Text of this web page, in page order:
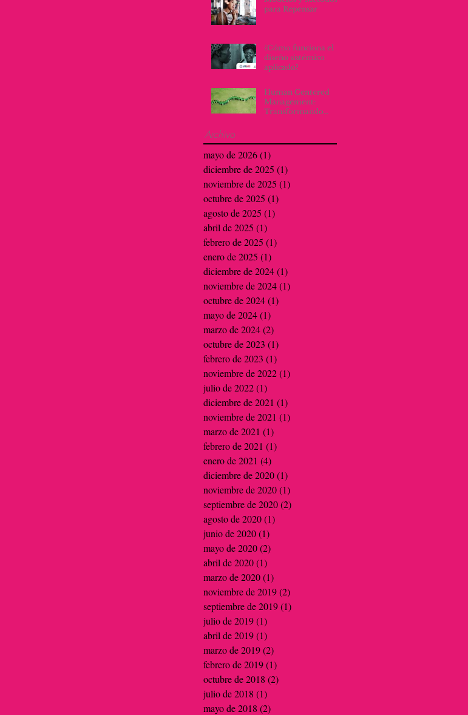
para Repensar
¿Cómo funciona el
diseño sistémico
aplicado?
Human Centered
Management:
Transformando
Proactividad
Archivo
mayo de 2026(1)
diciembre de 2025 (1)
noviembre de 2025 (1)
octubre de 2025 (1)
agosto de 2025 (1)
abril de 2025 (1)
febrero de 2025 (1)
enero de 2025 (1)
diciembre de 2024(1)
noviembre de 2024(1)
octubre de 2024(1)
mayo de 2024(1)
marzo de 2024(2)
octubre de 2023 (1)
febrero de 2023 (1)
noviembre de 2022(1)
julio de 2022(1)
diciembre de 2021 (1)
noviembre de 2021 (1)
marzo de 2021 (1)
febrero de 2021 (1)
enero de 2021 (4)
diciembre de 2020(1)
noviembre de 2020(1)
septiembre de 2020(2)
agosto de 2020(1)
junio de 2020(1)
mayo de 2020(2)
abril de 2020(1)
marzo de 2020(1)
noviembre de 2019(2)
septiembre de 2019(1)
julio de 2019(1)
abril de 2019(1)
marzo de 2019(2)
febrero de 2019(1)
octubre de 2018 (2)
julio de 2018 (1)
mayo de 2018 (2)